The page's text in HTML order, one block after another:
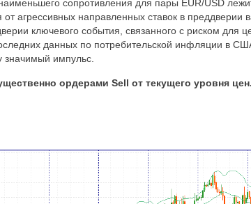
сопротивления для пары EUR/USD
агрессивных направленных ставок в преддверии
ключевого события, связанного с риском для
данных по потребительской инфляции в
значимый импульс.
ордерами Sell от текущего уровня цен.